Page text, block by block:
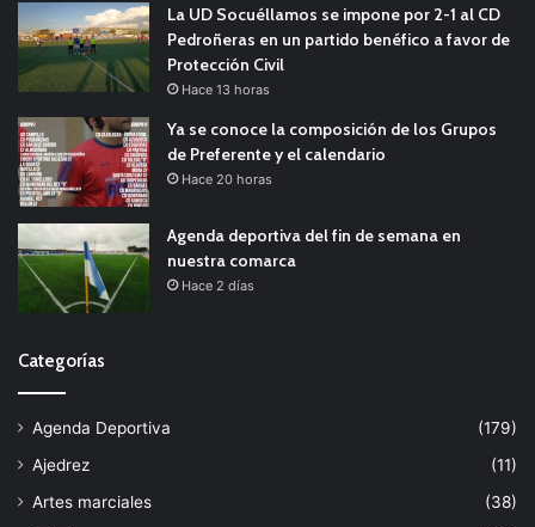
La UD Socuéllamos se impone por 2-1 al CD
Pedroñeras en un partido benéfico a favor de
Protección Civil
Hace 13 horas
Ya se conoce la composición de los Grupos
de Preferente y el calendario
Hace 20 horas
Agenda deportiva del fin de semana en
nuestra comarca
Hace 2 días
Categorías
Agenda Deportiva
(179)
Ajedrez
(11)
Artes marciales
(38)